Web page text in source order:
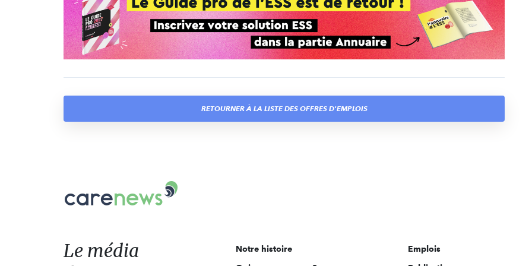
RETOURNER À LA LISTE DES OFFRES D'EMPLOIS
Le
acteurs
de
Le média
Notre histoire Emplois